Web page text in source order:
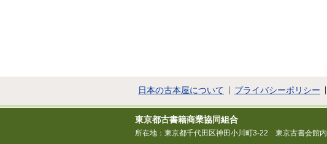
日本の古本屋について プライバシーポリシー
東京都古書籍商業協同組合
所在地：東京都千代田区神田小川町3-22 東京古書会館内